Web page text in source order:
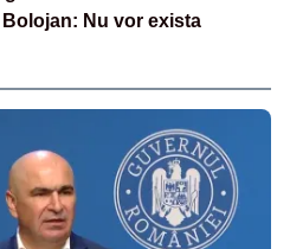
Nu vor exista